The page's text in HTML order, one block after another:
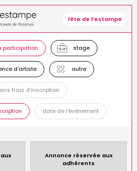
fête de l’estampe
participation stage
d’artiste autre
frais d’inscription
date de l'événement
Annonce réservée aux
adhérents